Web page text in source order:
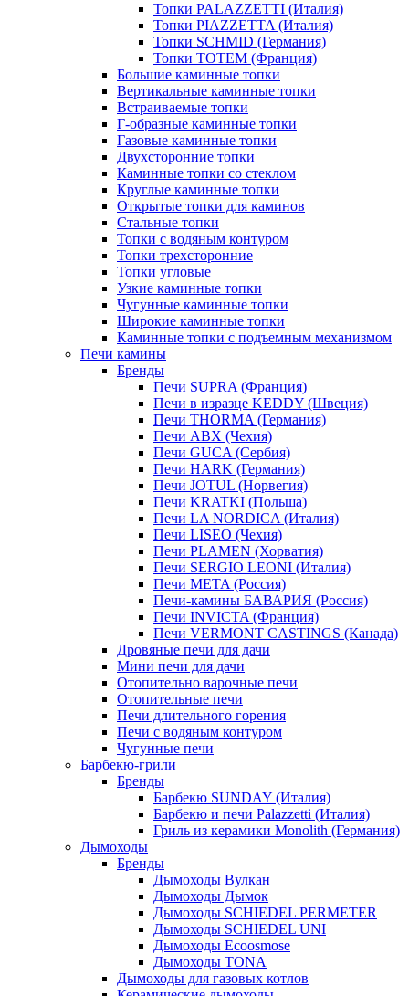
Топки PALAZZETTI (Италия)
Топки PIAZZETTA (Италия)
Топки SCHMID (Германия)
Топки TOTEM (Франция)
Большие каминные топки
Вертикальные каминные топки
Встраиваемые топки
Г-образные каминные топки
Газовые каминные топки
Двухсторонние топки
Каминные топки со стеклом
Круглые каминные топки
Открытые топки для каминов
Стальные топки
Топки с водяным контуром
Топки трехсторонние
Топки угловые
Узкие каминные топки
Чугунные каминные топки
Широкие каминные топки
Каминные топки с подъемным механизмом
Печи камины
Бренды
Печи SUPRA (Франция)
Печи в изразце KEDDY (Швеция)
Печи THORMA (Германия)
Печи ABX (Чехия)
Печи GUCA (Сербия)
Печи HARK (Германия)
Печи JOTUL (Норвегия)
Печи KRATKI (Польша)
Печи LA NORDICA (Италия)
Печи LISEO (Чехия)
Печи PLAMEN (Хорватия)
Печи SERGIO LEONI (Италия)
Печи META (Россия)
Печи-камины БАВАРИЯ (Россия)
Печи INVICTA (Франция)
Печи VERMONT CASTINGS (Канада)
Дровяные печи для дачи
Мини печи для дачи
Отопительно варочные печи
Отопительные печи
Печи длительного горения
Печи с водяным контуром
Чугунные печи
Барбекю-грили
Бренды
Барбекю SUNDAY (Италия)
Барбекю и печи Palazzetti (Италия)
Гриль из керамики Monolith (Германия)
Дымоходы
Бренды
Дымоходы Вулкан
Дымоходы Дымок
Дымоходы SCHIEDEL PERMETER
Дымоходы SCHIEDEL UNI
Дымоходы Ecoosmose
Дымоходы TONA
Дымоходы для газовых котлов